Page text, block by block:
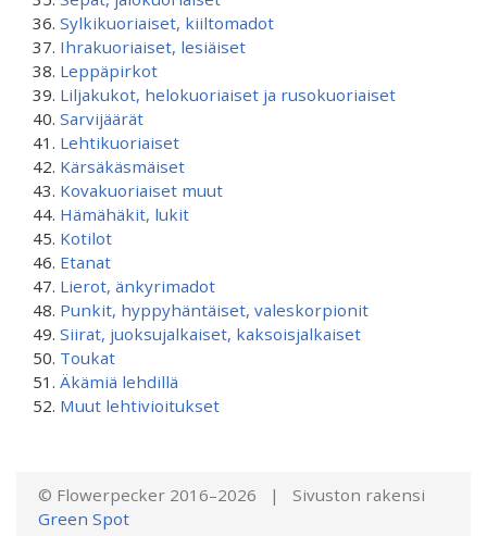
Sylkikuoriaiset, kiiltomadot
Ihrakuoriaiset, lesiäiset
Leppäpirkot
Liljakukot, helokuoriaiset ja rusokuoriaiset
Sarvijäärät
Lehtikuoriaiset
Kärsäkäsmäiset
Kovakuoriaiset muut
Hämähäkit, lukit
Kotilot
Etanat
Lierot, änkyrimadot
Punkit, hyppyhäntäiset, valeskorpionit
Siirat, juoksujalkaiset, kaksoisjalkaiset
Toukat
Äkämiä lehdillä
Muut lehtivioitukset
© Flowerpecker 2016–2026 | Sivuston rakensi
Green Spot